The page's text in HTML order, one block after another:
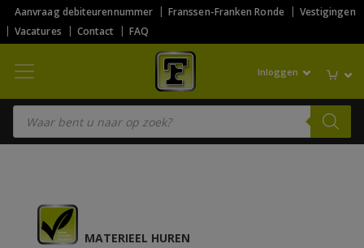
Aanvraag debiteurennummer Franssen-Franken Ronde
Vestigingen
Vacatures
Contact FAQ
Inloggen
Producten zoeken
MATERIEEL HUREN